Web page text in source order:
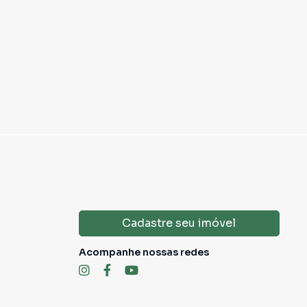
Cadastre seu imóvel
Acompanhe nossas redes